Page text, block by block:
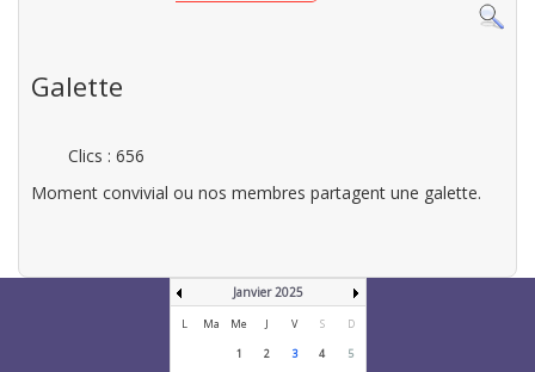
Galette
Clics : 656
Moment convivial ou nos membres partagent une galette.
Janvier 2025
L Ma Me J V S
D
1
2 3 4 5